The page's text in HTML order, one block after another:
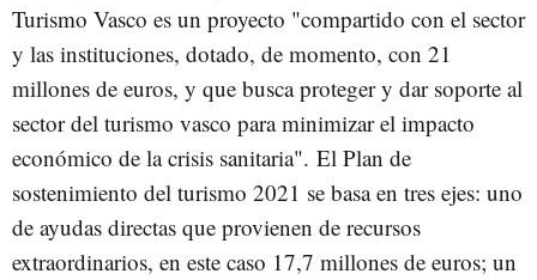
Turismo Vasco es un proyecto "compartido con el sector
y las instituciones, dotado, de momento, con 21
millones de euros, y que busca proteger y dar soporte al
sector del turismo vasco para minimizar el impacto
económico de la crisis sanitaria". El Plan de
sostenimiento del turismo 2021 se basa en tres ejes: uno
de ayudas directas que provienen de recursos
extraordinarios, en este caso 17,7 millones de euros; un